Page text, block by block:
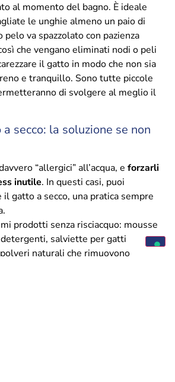
al momento del bagno. È ideale
le unghie almeno un paio di
va spazzolato con pazienza
che vengano eliminati nodi o peli
il gatto in modo che non sia
e tranquillo. Sono tutte piccole
di svolgere al meglio il
secco: la soluzione se non
“allergici” all’acqua, e forzarli
inutile. In questi casi, puoi
gatto a secco, una pratica sempre
prodotti senza risciacquo: mousse
salviette per gatti
naturali che rimuovono